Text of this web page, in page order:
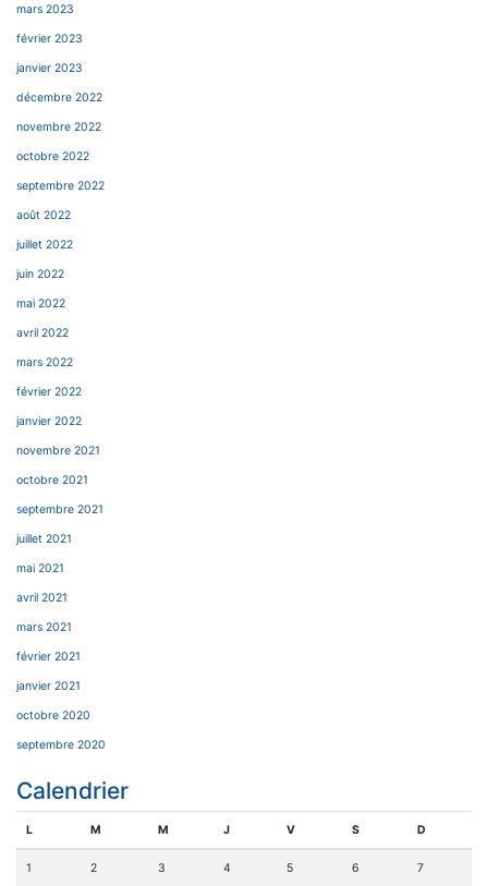
mars 2023
février 2023
janvier 2023
décembre 2022
novembre 2022
octobre 2022
septembre 2022
août 2022
juillet 2022
juin 2022
mai 2022
avril 2022
mars 2022
février 2022
janvier 2022
novembre 2021
octobre 2021
septembre 2021
juillet 2021
mai 2021
avril 2021
mars 2021
février 2021
janvier 2021
octobre 2020
septembre 2020
Calendrier
L M M J V S D
1 2 3 4 5 6 7